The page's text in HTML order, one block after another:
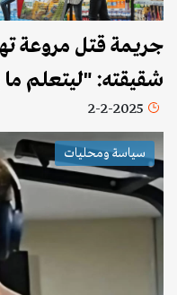
جريمة قتل مروعة
شقيقته: "ليتعلم
2-2-2025
سياسة ومحليات